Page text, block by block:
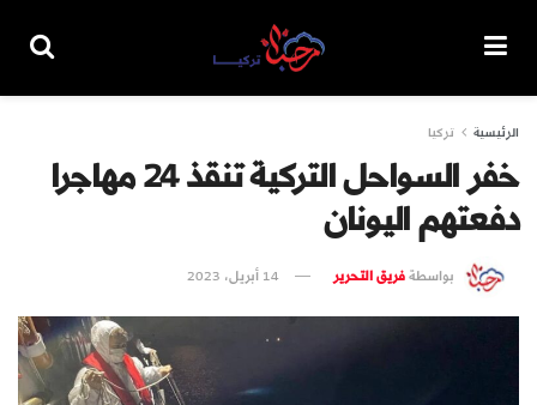
الرئيسية تركيا
خفر السواحل التركية تنقذ 24 مهاجرا
دفعتهم اليونان
بواسطةفريق التحرير 14 أبريل، 2023